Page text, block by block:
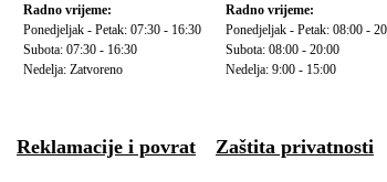
Radno vrijeme:
Ponedjeljak - Petak: 07:30 - 16:30
Subota: 07:30 - 16:30
Nedelja: Zatvoreno
Radno vrijeme:
Ponedjeljak - Petak: 08:00 -
Subota: 08:00 - 20:00
Nedelja: 9:00 - 15:00
Reklamacije i povrat Zaštita privatnosti